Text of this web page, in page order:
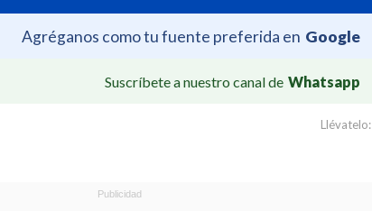
Agréganos como tu fuente preferida en Google
Suscríbete a nuestro canal de Whatsapp
Llévatelo: